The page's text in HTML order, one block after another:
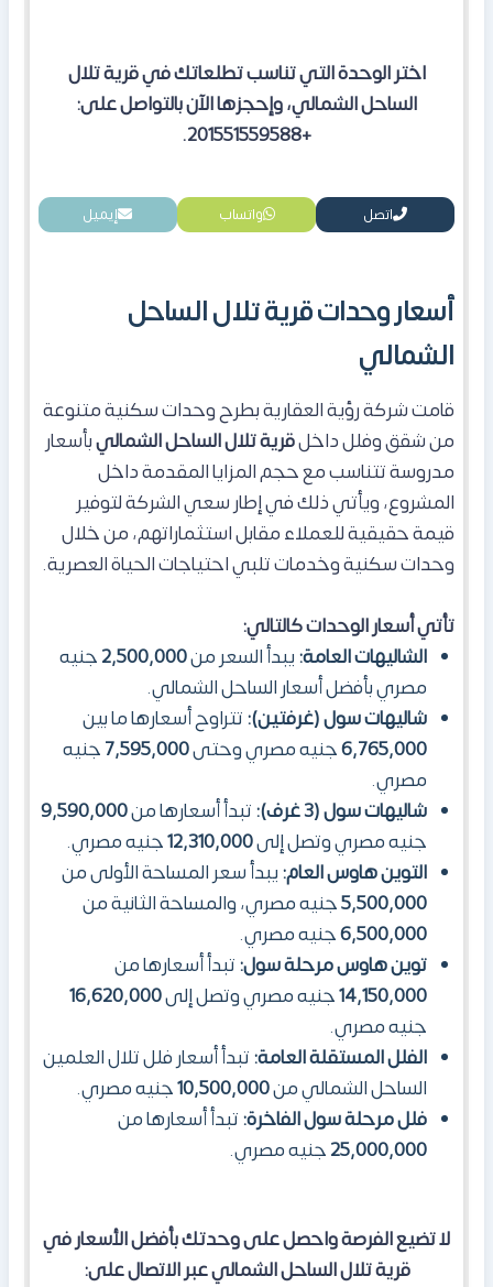
اختر الوحدة التي تناسب تطلعاتك في قرية تلال
الساحل الشمالي، وإحجزها الآن بالتواصل على:
+201551559588.
اتصل واتساب إيميل
أسعار وحدات قرية تلال الساحل
الشمالي
قامت شركة رؤية العقارية بطرح وحدات سكنية متنوعة
من شقق وفلل داخلقرية تلال الساحل الشماليبأسعار
مدروسة تتناسب مع حجم المزايا المقدمة داخل
المشروع، ويأتي ذلك في إطار سعي الشركة لتوفير
قيمة حقيقية للعملاء مقابل استثماراتهم، من خلال
وحدات سكنية وخدمات تلبي احتياجات الحياة العصرية.
تأتي أسعار الوحدات كالتالي:
الشاليهات العامة:يبدأ السعر من2,500,000جنيه
مصري بأفضل أسعار الساحل الشمالي.
شاليهات سول (غرفتين):تتراوح أسعارها ما بين
6,765,000جنيه مصري وحتى7,595,000جنيه
مصري.
شاليهات سول (3 غرف):
تبدأ أسعارها من9,590,000
جنيه مصري وتصل إلى12,310,000جنيه مصري.
التوين هاوس العام:يبدأ سعر المساحة الأولى من
5,500,000جنيه مصري، والمساحة الثانية من
6,500,000جنيه مصري.
توين هاوس مرحلة سول:تبدأ أسعارها من
14,150,000جنيه مصري وتصل إلى16,620,000
جنيه مصري.
الفلل المستقلة العامة:تبدأ أسعار فلل تلال العلمين
الساحل الشمالي من10,500,000
جنيه مصري.
فلل مرحلة سول الفاخرة:تبدأ أسعارها من
25,000,000جنيه مصري.
لا تضيع الفرصة واحصل على وحدتك بأفضل الأسعار في
قرية تلال الساحل الشمالي عبر الاتصال على: